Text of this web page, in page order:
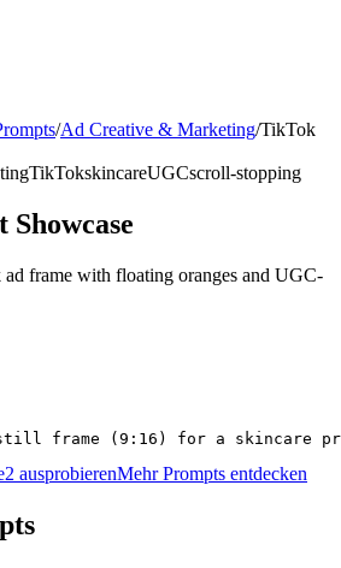
/Ad Creative & Marketing/TikTok
TikTokskincareUGCscroll-stopping
frame with floating oranges and UGC-
frame (9:16) for a skincare
ausprobierenMehr Prompts entdecken